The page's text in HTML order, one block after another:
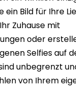
ein Bild für Ihre
Zuhause mit
oder
Selfies auf
unbegrenzt
von Ihrem